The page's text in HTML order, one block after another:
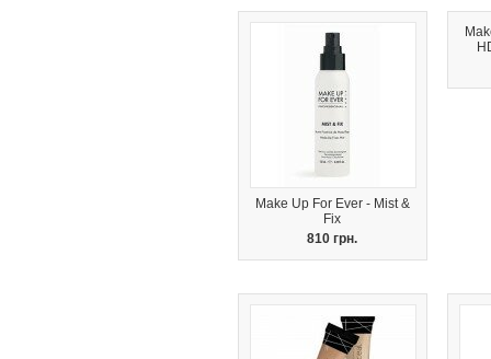
Make Up For Ever - Mist &
Fix
810 грн.